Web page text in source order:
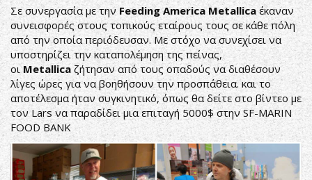
Σε συνεργασία με τηνFeeding America Metallica έκαναν
συνεισφορές στους τοπικούς εταίρους τους σε κάθε πόλη
από την οποία περιόδευσαν. Με στόχο να συνεχίσει να
υποστηρίζει την καταπολέμηση της πείνας,
οιMetallica ζήτησαν από τους οπαδούς να διαθέσουν
λίγες ώρες για να βοηθήσουν την προσπάθεια. και το
αποτέλεσμα ήταν συγκινητικό, όπως θα δείτε στο βίντεο με
τον Lars να παραδίδει μια επιταγή 5000$ στην SF-MARIN
FOOD BANK